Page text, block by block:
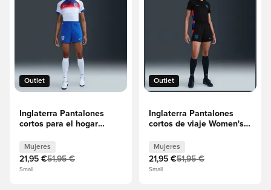
Outlet
Inglaterra Pantalones
cortos para el hogar
Mujeres
Mujeres
21,95 €51,95 €
Small
Outlet
Inglaterra Pantalones
cortos de viaje Women's
Mujeres
21,95 €51,95 €
Small